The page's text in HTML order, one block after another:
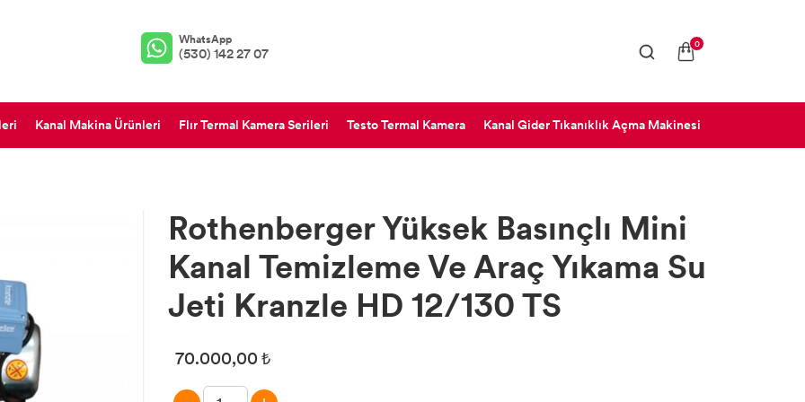
WhatsApp
(530) 142 27 07
0
Kanal Makina Ürünleri Flır Termal Kamera Serileri Testo Termal Kamera Kanal Gider Tıkanıklık Açma Makinesi
Rothenberger Yüksek Basınçlı Mini
Kanal Temizleme Ve Araç Yıkama Su
Jeti Kranzle HD 12/130 TS
70.000,00 ₺